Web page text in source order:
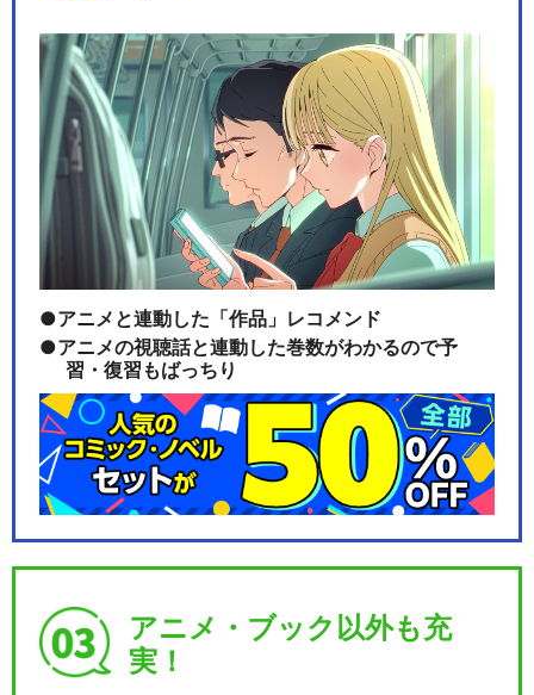
アニメと連動した「作品」レコメンド
アニメの視聴話と連動した巻数がわかるので予
習・復習もばっちり
アニメ・ブック以外も充
実！